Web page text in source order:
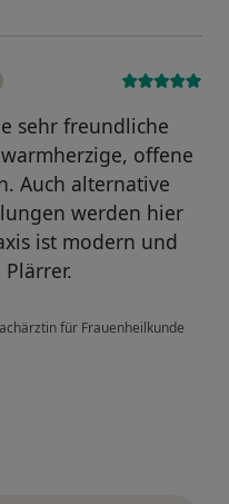
sehr freundliche
offene
Auch alternative
werden hier
ist modern und
für Frauenheilkunde